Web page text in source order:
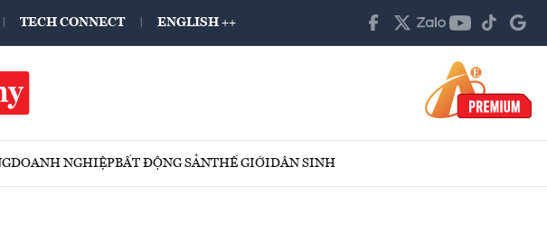
TECH CONNECT ENGLISH ++
DOANH NGHIỆPBẤT ĐỘNG SẢNTHẾ GIỚIDÂN SINH